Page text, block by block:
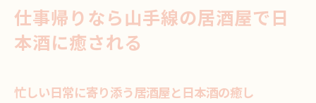
仕事帰りなら山手線の居酒屋で日
本酒に癒される
忙しい日常に寄り添う居酒屋と日本酒の癒し